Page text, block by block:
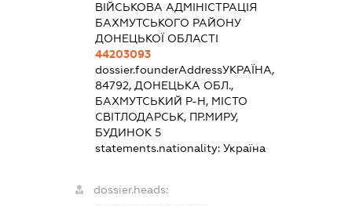
ВІЙСЬКОВА АДМІНІСТРАЦІЯ
БАХМУТСЬКОГО РАЙОНУ
ДОНЕЦЬКОЇ ОБЛАСТІ
44203093
dossier.founderAddressУКРАЇНА,
84792, ДОНЕЦЬКА ОБЛ.,
БАХМУТСЬКИЙ Р-Н, МІСТО
СВІТЛОДАРСЬК, ПР.МИРУ,
БУДИНОК 5
statements.nationality:Україна
dossier.heads: